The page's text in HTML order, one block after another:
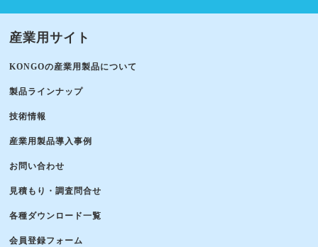
産業用サイト
KONGOの産業用製品について
製品ラインナップ
技術情報
産業用製品導入事例
お問い合わせ
見積もり・調査問合せ
各種ダウンロード一覧
会員登録フォーム